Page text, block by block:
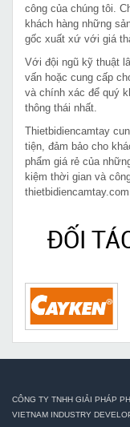
công của chúng tôi.
khách hàng những
gốc xuất xứ với giá
Với đội ngũ kỹ thuật
vấn hoặc cung cấp
và chính xác để quý
thông thái nhất.
Thietbidiencamtay
tiện, đảm bảo cho
phẩm giá rẻ của
kiệm thời gian và
ĐỐI
CÔNG TY TNHH GIẢI PHÁP
VIETNAM INDUSTRY